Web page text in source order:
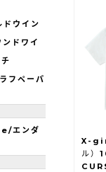
ウイン
ドワイ
ペーパ
エンダ
X-
ル）